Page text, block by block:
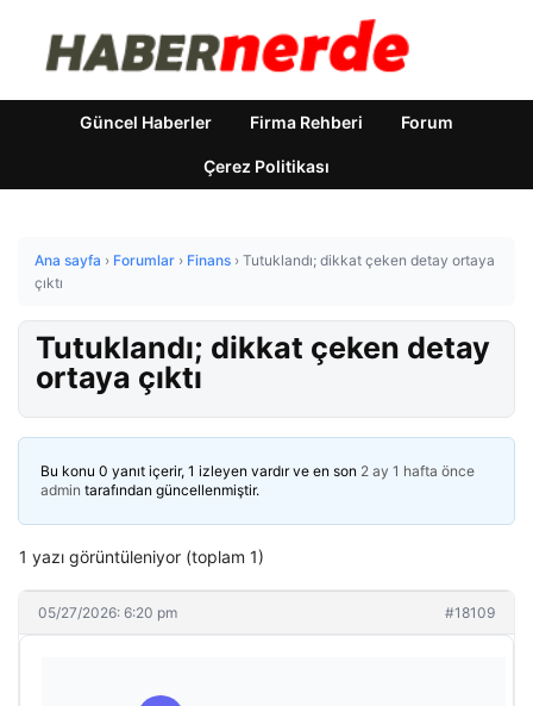
Güncel Haberler Firma Rehberi Forum
Çerez Politikası
Ana sayfa › Forumlar › Finans › Tutuklandı; dikkat çeken detay ortaya
çıktı
Tutuklandı; dikkat çeken detay
ortaya çıktı
Bu konu 0 yanıt içerir, 1 izleyen vardır ve en son 2 ay 1 hafta önce
admin tarafından güncellenmiştir.
1 yazı görüntüleniyor (toplam 1)
05/27/2026: 6:20 pm #18109